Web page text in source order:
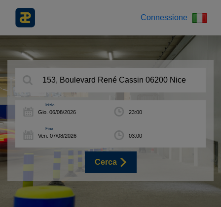
Connessione
Inizio
Fine
Cerca